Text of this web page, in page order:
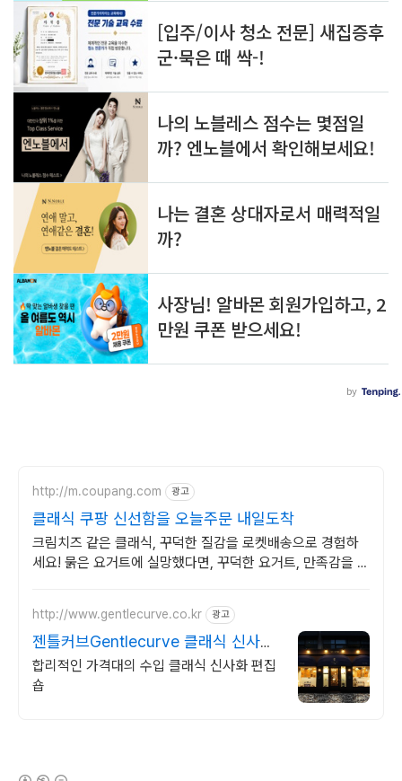
http://m.coupang.com 광고
클래식 쿠팡 신선함을 오늘주문 내일도착
크림치즈 같은 클래식, 꾸덕한 질감을 로켓배송으로 경험하
세요! 묽은 요거트에 실망했다면, 꾸덕한 요거트, 만족감을 느
http://www.gentlecurve.co.kr 광고
젠틀커브Gentlecurve 클래식 신사화
의 진수
합리적인 가격대의 수입 클래식 신사화 편집
숍